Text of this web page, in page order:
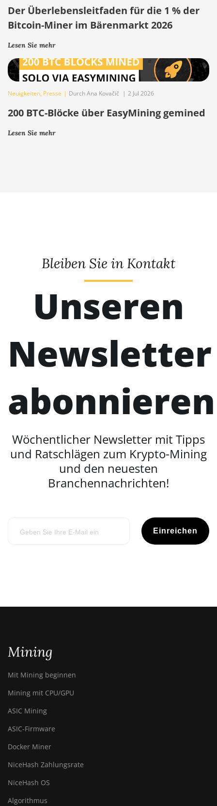
Der Überlebensleitfaden für die 1 % der
Bitcoin-Miner im Bärenmarkt 2026
Lesen Sie mehr
Neuigkeiten, Presse | Durch Ana Kovačič | 2 Jul 2026
200 BTC-Blöcke über EasyMining gemined
Lesen Sie mehr
Bleiben Sie in Kontakt
Unseren
Newsletter
abonnieren
Wöchentlicher Newsletter mit Tipps
und Ratschlägen zum Krypto-Mining
und den neuesten
Branchennachrichten!
Einreichen
Mining
Mit Mining beginnen
Mining mit CPU/GPU
ASIC Mining
ASIC-Firmware
Docker Miner
NiceHash Zahlungsrate
NiceHash OS
Algorithmus